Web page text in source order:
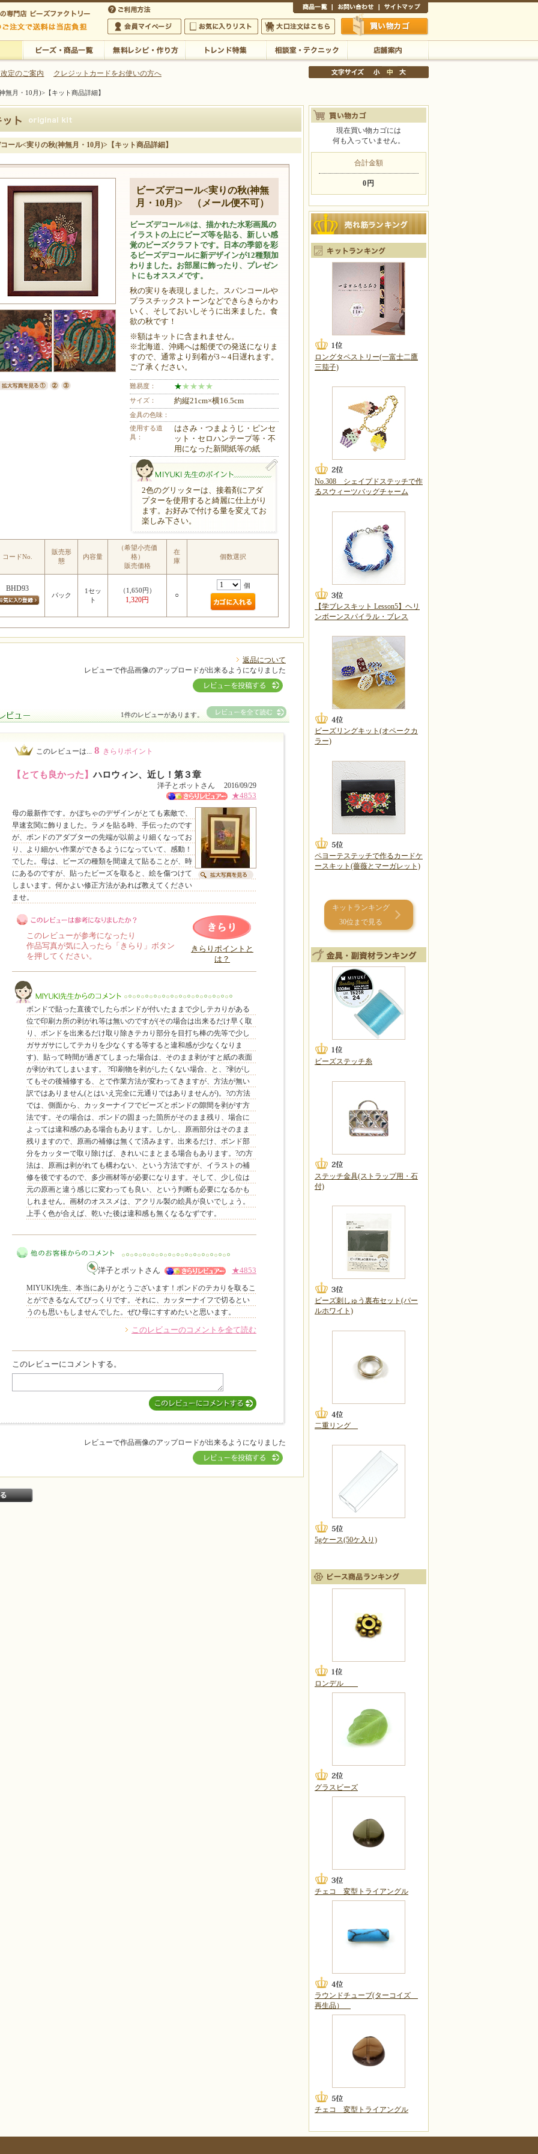
クセサリーの専門店
専門店 ビーズファクトリー 5,000円以上のご注文で送料は当店が負担いたします
5,000円以上のご注文で送料は当店が負担いたします
会員マイページ
お気に入りリスト 大口注文はこちら 買い物かご
店舗案内
定のご案内 クレジットカードをお使いの方へ
無月・10月)>【キット商品詳細】
ール<実りの秋(神無月・10月)>【キット商品詳細】
ビーズデコール<実りの秋(神無
月・10月)> （メール便不可）
ビーズデコール®は、描かれた水彩画風の
イラストの上にビーズ等を貼る、新しい感
覚のビーズクラフトです。日本の季節を彩
るビーズデコールに新デザインが12種類加
わりました。お部屋に飾ったり、プレゼン
トにもオススメです。
秋の実りを表現しました。スパンコールや
プラスチックストーンなどできらきらかわ
いく、そしておいしそうに出来ました。食
欲の秋です！
※額はキットに含まれません。
※北海道、沖縄へは船便での発送になりま
すので、通常より到着が3～4日遅れます。
ご了承ください。
難易度： ★★★★★
サイズ： 約縦21cm×横16.5cm
金具の色味：
使用する道
具：
はさみ・つまようじ・ピンセ
ット・セロハンテープ等・不
用になった新聞紙等の紙
MIYUKI先生のポイント
2色のグリッターは、接着剤にアダ
プターを使用すると綺麗に仕上がり
ます。お好みで付ける量を変えてお
楽しみ下さい。
コードNo.
販売形
態
内容量
（希望小売価
格）
販売価格
在
庫
個数選択
BHD93
パック
1セッ
ト
（1,650円）
1,320円
○
個
返品について
レビューで作品画像のアップロードが出来るようになりました
1件のレビューがあります。
このレビューは... 8 きらりポイント
【とても良かった】ハロウィン、近し！第３章
洋子とポットさん 2016/09/29
★4853
母の最新作です。かぼちゃのデザインがとても素敵で、
早速玄関に飾りました。ラメを貼る時、手伝ったのです
が、ボンドのアダプターの先端が以前より細くなってお
り、より細かい作業ができるようになっていて、感動！
でした。母は、ビーズの種類を間違えて貼ることが、時
にあるのですが、貼ったビーズを取ると、絵を傷つけて
しまいます。何かよい修正方法があれば教えてください
ませ。
このレビューは参考になりましたか？
このレビューが参考になったり
作品写真が気に入ったら「きらり」ボタン
を押してください。
きらりポイントと
は？
MIYUKI先生からのコメント
ボンドで貼った直後でしたらボンドが付いたままで少しテカりがある
位で印刷カ所の剥がれ等は無いのですが(その場合は出来るだけ早く取
り、ボンドを出来るだけ取り除きテカり部分を目打ち棒の先等で少し
ガサガサにしてテカりを少なくする等すると違和感が少なくなりま
す)、貼って時間が過ぎてしまった場合は、そのまま剥がすと紙の表面
が剥がれてしまいます。 ?印刷物を剥がしたくない場合、と、?剥がし
てもその後補修する、とで作業方法が変わってきますが、方法が無い
訳ではありません(とはいえ完全に元通りではありませんが)。?の方法
では、側面から、カッターナイフでビーズとボンドの隙間を剥がす方
法です。その場合は、ボンドの固まった箇所がそのまま残り、場合に
よっては違和感のある場合もあります。しかし、原画部分はそのまま
残りますので、原画の補修は無くて済みます。出来るだけ、ボンド部
分をカッターで取り除けば、きれいにまとまる場合もあります。?の方
法は、原画は剥がれても構わない、という方法ですが、イラストの補
修を後でするので、多少画材等が必要になります。そして、少し位は
元の原画と違う感じに変わっても良い、という判断も必要になるかも
しれません。画材のオススメは、アクリル製の絵具が良いでしょう。
上手く色が合えば、乾いた後は違和感も無くなるなずです。
洋子とポットさん ★4853
MIYUKI先生、本当にありがとうございます！ボンドのテカりを取るこ
とができるなんてびっくりです。それに、カッターナイフで切るとい
うのも思いもしませんでした。ぜひ母にすすめたいと思います。
このレビューのコメントを全て読む
このレビューにコメントする。
レビューで作品画像のアップロードが出来るようになりました
現在買い物カゴには
何も入っていません。
合計金額
0円
ロングタペストリー(一富士二鷹
三茄子)
No.308 シェイプドステッチで作
るスウィーツバッグチャーム
【学ブレスキット Lesson5】ヘリ
ンボーンスパイラル・ブレス
ビーズリングキット(オペークカ
ラー)
ペヨーテステッチで作るカードケ
ースキット(薔薇とマーガレット)
キットランキング
30位まで見る
ビーズステッチ糸
ステッチ金具(ストラップ用・石
付)
ビーズ刺しゅう裏布セット(パー
ルホワイト)
二重リング
5gケース(50ケ入り)
ロンデル
グラスビーズ
チェコ 変型トライアングル
ラウンドチューブ(ターコイズ
再生品）
チェコ 変型トライアングル